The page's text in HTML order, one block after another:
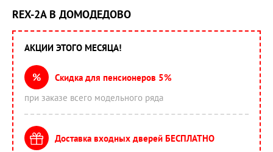
REX-2А В ДОМОДЕДОВО
АКЦИИ ЭТОГО МЕСЯЦА!
%
Скидка для пенсионеров 5%
при заказе всего модельного ряда
Доставка входных дверей БЕСПЛАТНО